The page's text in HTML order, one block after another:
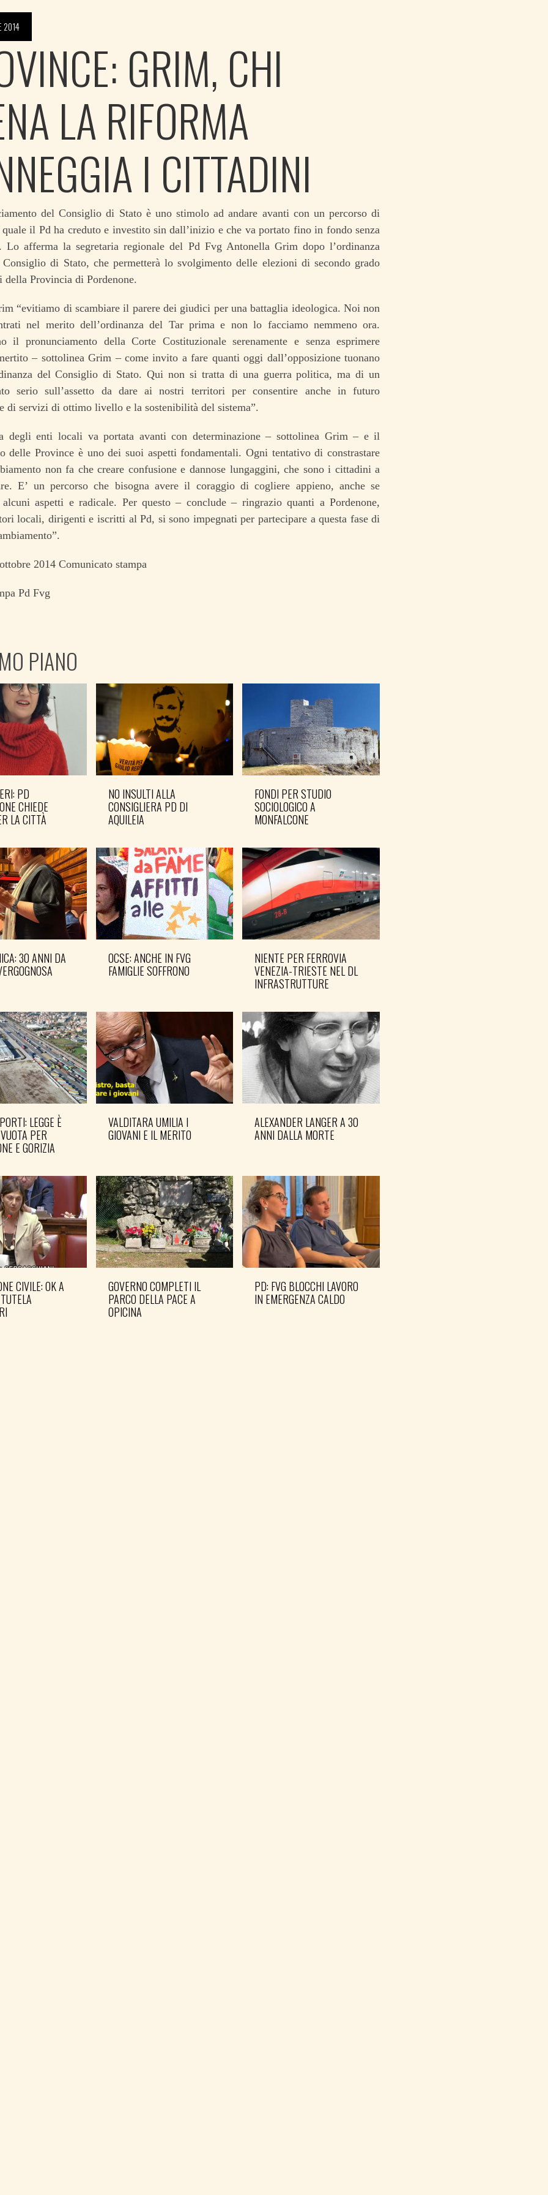
2014
GRIM, CHI
LA RIFORMA
I CITTADINI
del Consiglio di Stato è uno stimolo ad andare avanti con un percorso di
il Pd ha creduto e investito sin dall’inizio e che va portato fino in fondo senza
Lo afferma la segretaria regionale del Pd Fvg Antonella Grim dopo l’ordinanza
Consiglio di Stato, che permetterà lo svolgimento delle elezioni di secondo grado
della Provincia di Pordenone.
“evitiamo di scambiare il parere dei giudici per una battaglia ideologica. Noi non
nel merito dell’ordinanza del Tar prima e non lo facciamo nemmeno ora.
il pronunciamento della Corte Costituzionale serenamente e senza esprimere
– sottolinea Grim – come invito a fare quanti oggi dall’opposizione tuonano
del Consiglio di Stato. Qui non si tratta di una guerra politica, ma di un
serio sull’assetto da dare ai nostri territori per consentire anche in futuro
di servizi di ottimo livello e la sostenibilità del sistema”.
degli enti locali va portata avanti con determinazione – sottolinea Grim – e il
delle Province è uno dei suoi aspetti fondamentali. Ogni tentativo di constrastare
non fa che creare confusione e dannose lungaggini, che sono i cittadini a
E’ un percorso che bisogna avere il coraggio di cogliere appieno, anche se
aspetti e radicale. Per questo – conclude – ringrazio quanti a Pordenone,
locali, dirigenti e iscritti al Pd, si sono impegnati per partecipare a questa fase di
2014 Comunicato stampa
Pd Fvg
PIANO
PD
CHIEDE
LA CITTÀ
NO INSULTI ALLA
CONSIGLIERA PD DI
AQUILEIA
FONDI PER STUDIO
SOCIOLOGICO A
MONFALCONE
30 ANNI DA
OCSE: ANCHE IN FVG
FAMIGLIE SOFFRONO
NIENTE PER FERROVIA
VENEZIA-TRIESTE NEL DL
INFRASTRUTTURE
LEGGE È
PER
E GORIZIA
VALDITARA UMILIA I
GIOVANI E IL MERITO
ALEXANDER LANGER A 30
ANNI DALLA MORTE
CIVILE: OK A
GOVERNO COMPLETI IL
PARCO DELLA PACE A
OPICINA
PD: FVG BLOCCHI LAVORO
IN EMERGENZA CALDO